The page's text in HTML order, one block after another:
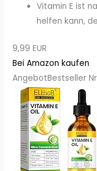
Vitamin E ist
helfen kann,
9,99 EUR
Bei Amazon kaufen
AngebotBestseller